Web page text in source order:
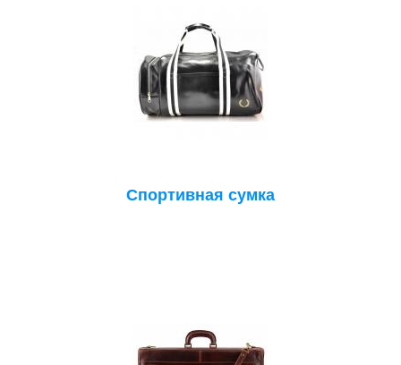
Спортивная сумка